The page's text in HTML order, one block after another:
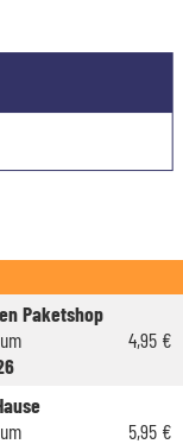
(etwa 95% unserer
per PayPal,
Paketshop
4,95 €
5,95 €